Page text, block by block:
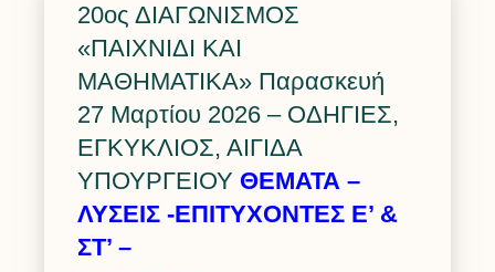
20ος ΔΙΑΓΩΝΙΣΜΟΣ
«ΠΑΙΧΝΙΔΙ ΚΑΙ
ΜΑΘΗΜΑΤΙΚΑ» Παρασκευή
27 Μαρτίου 2026 – ΟΔΗΓΙΕΣ,
ΕΓΚΥΚΛΙΟΣ, ΑΙΓΙΔΑ
ΥΠΟΥΡΓΕΙΟΥ ΘΕΜΑΤΑ –
ΛΥΣΕΙΣ -ΕΠΙΤΥΧΟΝΤΕΣ Ε’ &
ΣΤ’ –